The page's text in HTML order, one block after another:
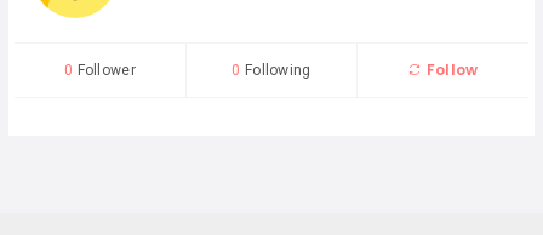
0 Follower 0 Following Follow